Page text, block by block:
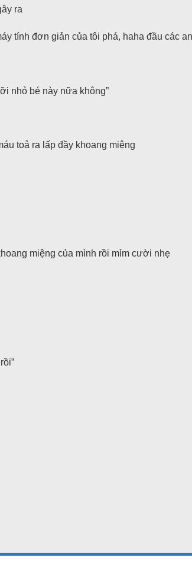
ra
tính đơn giản của tôi phá, haha đầu các
nhỏ bé này nữa không”
toả ra lấp đầy khoang miệng
miệng của mình rồi mỉm cười nhẹ